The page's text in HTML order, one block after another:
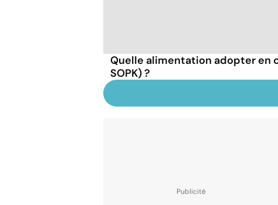
Quelle alimentation adopter en
SOPK) ?